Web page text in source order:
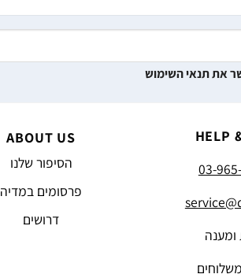
את תנאי השימוש
HELP
03-
ומענה
ABOUT US
הסיפור שלנו
פרסומים במדיה
דרושים